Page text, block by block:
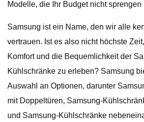
Modelle, die Ihr Budget nicht
Samsung ist ein Name, den wir alle
vertrauen. Ist es also nicht höchste
Komfort und die Bequemlichkeit der
Kühlschränke zu erleben? Samsung
Auswahl an Optionen, darunter
mit Doppeltüren, Samsung-
und Samsung-Kühlschränke